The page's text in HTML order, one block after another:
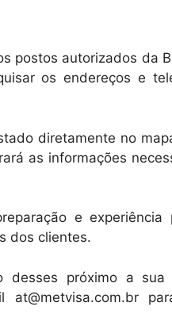
postos autorizados da
os endereços e
diretamente no
as informações
e experiência
dos clientes.
desses próximo a sua